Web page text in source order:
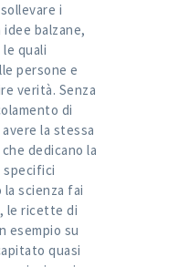
i
idee balzane,
quali
persone e
verità. Senza
di
la stessa
dedicano la
specifici
scienza fai
le ricette di
esempio su
quasi